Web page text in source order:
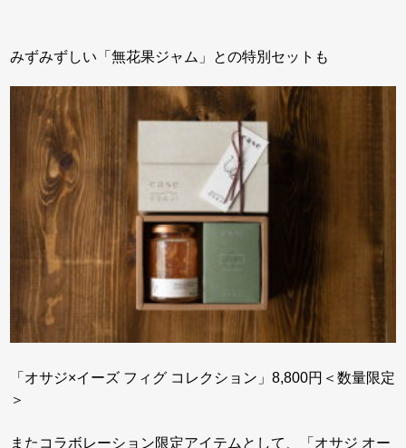
みずみずしい「無花果ジャム」との特別セットも
「オサジ×イーズ フィグ コレクション」8,800円＜数量限定
＞
またコラボレーション限定アイテムとして、「オサジ オー